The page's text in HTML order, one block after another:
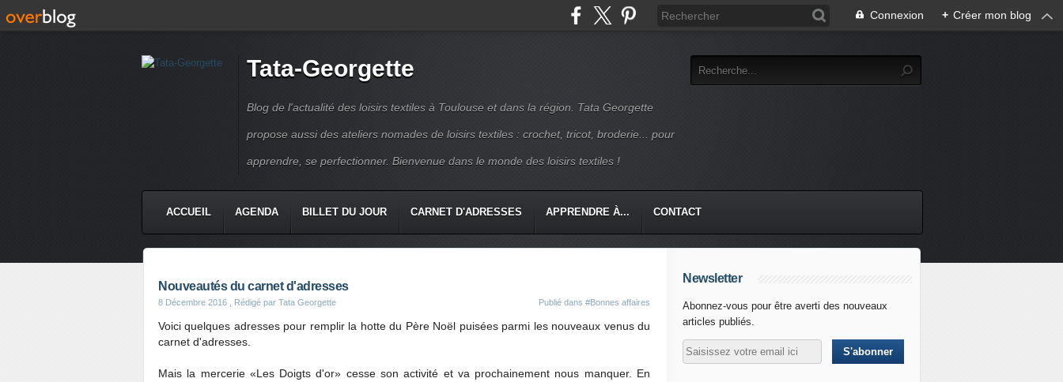
Connexion + Créer mon blog
Tata-Georgette
Blog de l'actualité des loisirs textiles à Toulouse et dans la région. Tata Georgette
propose aussi des ateliers nomades de loisirs textiles : crochet, tricot, broderie... pour
apprendre, se perfectionner. Bienvenue dans le monde des loisirs textiles !
ACCUEIL AGENDA BILLET DU JOUR CARNET D'ADRESSES APPRENDRE À... CONTACT
Nouveautés du carnet d'adresses
8 Décembre 2016 , Rédigé par Tata Georgette Publié dans #Bonnes affaires
Voici quelques adresses pour remplir la hotte du Père Noël puisées parmi les nouveaux venus du
carnet d'adresses.
Mais la mercerie «Les Doigts d'or» cesse son activité et va prochainement nous manquer. En
Newsletter
Abonnez-vous pour être averti des nouveaux
articles publiés.